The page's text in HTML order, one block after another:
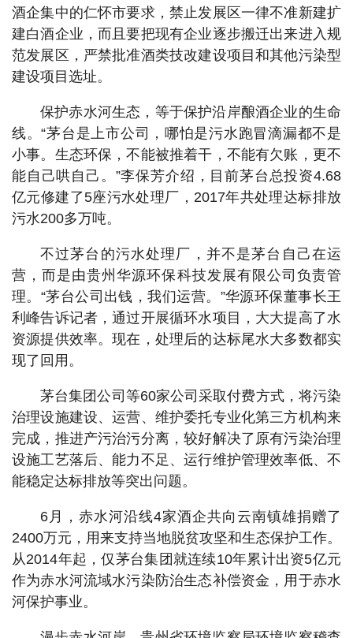
酒企集中的仁怀市要求，禁止发展区一律不准新建扩
建白酒企业，而且要把现有企业逐步搬迁出来进入规
范发展区，严禁批准酒类技改建设项目和其他污染型
建设项目选址。
保护赤水河生态，等于保护沿岸酿酒企业的生命
线。“茅台是上市公司，哪怕是污水跑冒滴漏都不是
小事。生态环保，不能被推着干，不能有欠账，更不
能自己哄自己。”李保芳介绍，目前茅台总投资4.68
亿元修建了5座污水处理厂，2017年共处理达标排放
污水200多万吨。
不过茅台的污水处理厂，并不是茅台自己在运
营，而是由贵州华源环保科技发展有限公司负责管
理。“茅台公司出钱，我们运营。”华源环保董事长王
利峰告诉记者，通过开展循环水项目，大大提高了水
资源提供效率。现在，处理后的达标尾水大多数都实
现了回用。
茅台集团公司等60家公司采取付费方式，将污染
治理设施建设、运营、维护委托专业化第三方机构来
完成，推进产污治污分离，较好解决了原有污染治理
设施工艺落后、能力不足、运行维护管理效率低、不
能稳定达标排放等突出问题。
6月，赤水河沿线4家酒企共向云南镇雄捐赠了
2400万元，用来支持当地脱贫攻坚和生态保护工作。
从2014年起，仅茅台集团就连续10年累计出资5亿元
作为赤水河流域水污染防治生态补偿资金，用于赤水
河保护事业。